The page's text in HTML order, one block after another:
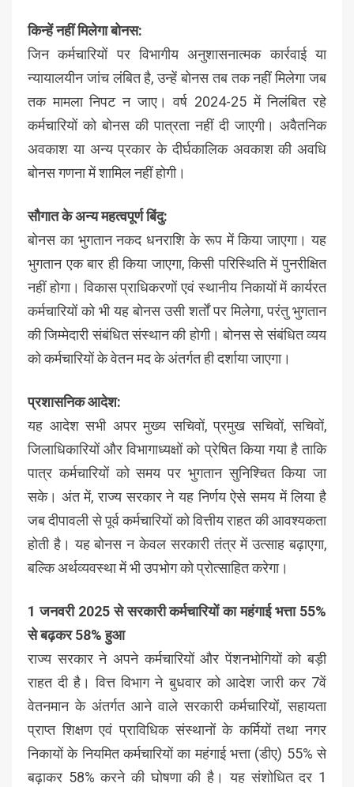
किन्हें नहीं मिलेगा बोनस:
जिन कर्मचारियों पर विभागीय अनुशासनात्मक कार्रवाई या
न्यायालयीन जांच लंबित है, उन्हें बोनस तब तक नहीं मिलेगा जब
तक मामला निपट न जाए। वर्ष 2024-25 में निलंबित रहे
कर्मचारियों को बोनस की पात्रता नहीं दी जाएगी। अवैतनिक
अवकाश या अन्य प्रकार के दीर्घकालिक अवकाश की अवधि
बोनस गणना में शामिल नहीं होगी।
सौगात के अन्य महत्वपूर्ण बिंदु:
बोनस का भुगतान नकद धनराशि के रूप में किया जाएगा। यह
भुगतान एक बार ही किया जाएगा, किसी परिस्थिति में पुनरीक्षित
नहीं होगा। विकास प्राधिकरणों एवं स्थानीय निकायों में कार्यरत
कर्मचारियों को भी यह बोनस उसी शर्तों पर मिलेगा, परंतु भुगतान
की जिम्मेदारी संबंधित संस्थान की होगी। बोनस से संबंधित व्यय
को कर्मचारियों के वेतन मद के अंतर्गत ही दर्शाया जाएगा।
प्रशासनिक आदेश:
यह आदेश सभी अपर मुख्य सचिवों, प्रमुख सचिवों, सचिवों,
जिलाधिकारियों और विभागाध्यक्षों को प्रेषित किया गया है ताकि
पात्र कर्मचारियों को समय पर भुगतान सुनिश्चित किया जा
सके। अंत में, राज्य सरकार ने यह निर्णय ऐसे समय में लिया है
जब दीपावली से पूर्व कर्मचारियों को वित्तीय राहत की आवश्यकता
होती है। यह बोनस न केवल सरकारी तंत्र में उत्साह बढ़ाएगा,
बल्कि अर्थव्यवस्था में भी उपभोग को प्रोत्साहित करेगा।
1 जनवरी 2025 से सरकारी कर्मचारियों का महंगाई भत्ता 55%
से बढ़कर 58% हुआ
राज्य सरकार ने अपने कर्मचारियों और पेंशनभोगियों को बड़ी
राहत दी है। वित्त विभाग ने बुधवार को आदेश जारी कर 7वें
वेतनमान के अंतर्गत आने वाले सरकारी कर्मचारियों, सहायता
प्राप्त शिक्षण एवं प्राविधिक संस्थानों के कर्मियों तथा नगर
निकायों के नियमित कर्मचारियों का महंगाई भत्ता (डीए) 55% से
बढ़ाकर 58% करने की घोषणा की है। यह संशोधित दर 1